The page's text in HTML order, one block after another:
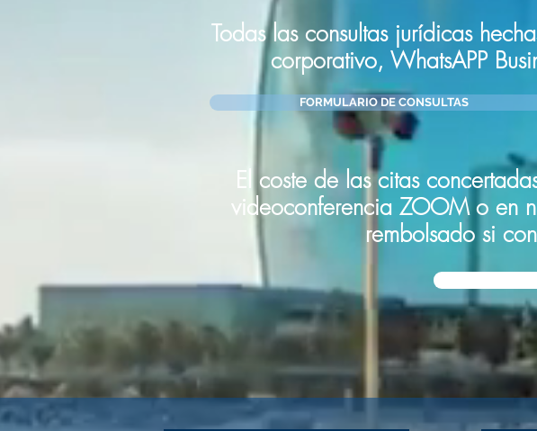
Todas las consultas jurídicas
corporativo, WhatsAPP
FORMULARIO DE CONSULTAS
El coste de las citas
videoconferencia ZOOM o en
rembolsado si